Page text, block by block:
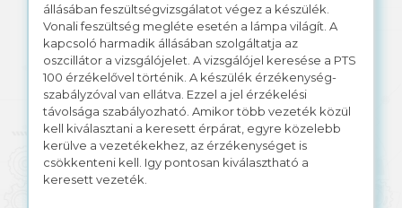
állásában feszültségvizsgálatot végez a készülék.
Vonali feszültség megléte esetén a lámpa világít. A
kapcsoló harmadik állásában szolgáltatja az
oszcillátor a vizsgálójelet. A vizsgálójel keresése a PTS
100 érzékelővel történik. A készülék érzékenység-
szabályzóval van ellátva. Ezzel a jel érzékelési
távolsága szabályozható. Amikor több vezeték közül
kell kiválasztani a keresett érpárat, egyre közelebb
kerülve a vezetékekhez, az érzékenységet is
csökkenteni kell. Igy pontosan kiválasztható a
keresett vezeték.